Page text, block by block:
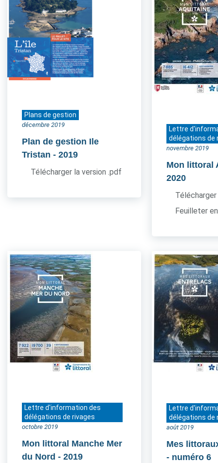
Plans de gestion
décembre 2019
Plan de gestion Ile
Tristan - 2019
Télécharger la version .pdf
Lettre
délégations de
novembre 2019
Mon littoral
2020
Feuilleter
Lettre d'information des
délégations de rivages
octobre 2019
Mon littoral Manche Mer
du Nord - 2019
Lettre
délégations de
août 2019
Mes
- numéro 6